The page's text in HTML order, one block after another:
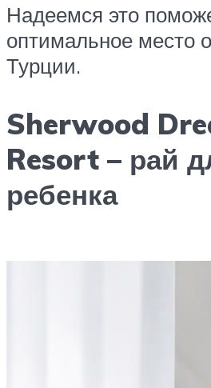
Надеемся это
оптимальное место
Турции.
Sherwood
Resort – рай
ребенка